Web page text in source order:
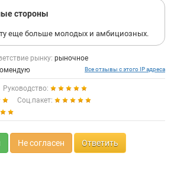
стороны
еще больше молодых и амбициозных.
рынку: рыночное
Все отзывы с этого IP адреса
Руководство:
Соц.пакет:
Не согласен Ответить